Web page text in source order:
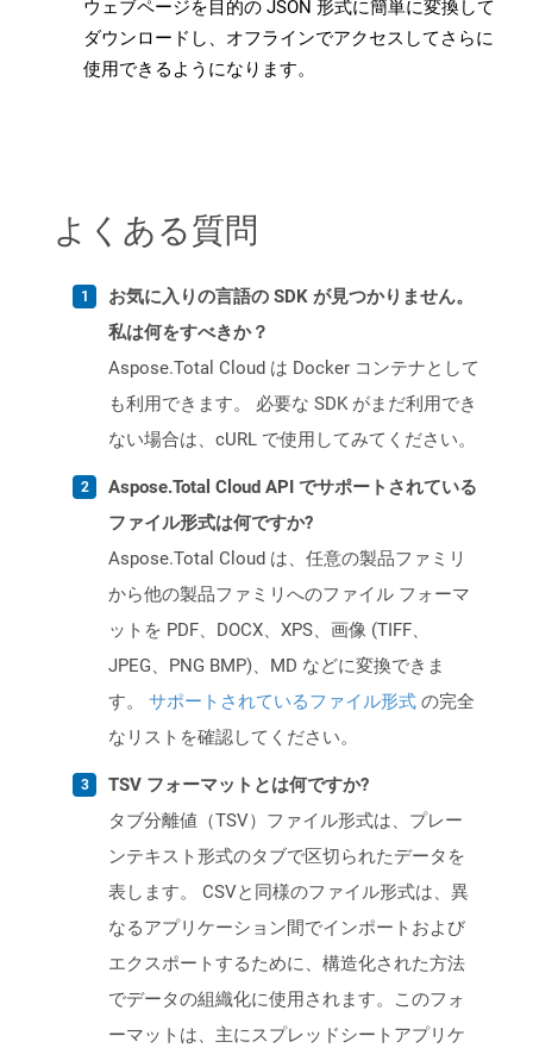
ウェブページを目的の JSON 形式に簡単に変換して
ダウンロードし、オフラインでアクセスしてさらに
使用できるようになります。
よくある質問
お気に入りの言語の SDK が見つかりません。
私は何をすべきか？
Aspose.Total Cloud は Docker コンテナとして
も利用できます。 必要な SDK がまだ利用でき
ない場合は、cURL で使用してみてください。
Aspose.Total Cloud API でサポートされている
ファイル形式は何ですか?
Aspose.Total Cloud は、任意の製品ファミリ
から他の製品ファミリへのファイル フォーマ
ットを PDF、DOCX、XPS、画像 (TIFF、
JPEG、PNG BMP)、MD などに変換できま
す。 サポートされているファイル形式 の完全
なリストを確認してください。
TSV フォーマットとは何ですか?
タブ分離値（TSV）ファイル形式は、プレー
ンテキスト形式のタブで区切られたデータを
表します。 CSVと同様のファイル形式は、異
なるアプリケーション間でインポートおよび
エクスポートするために、構造化された方法
でデータの組織化に使用されます。このフォ
ーマットは、主にスプレッドシートアプリケ